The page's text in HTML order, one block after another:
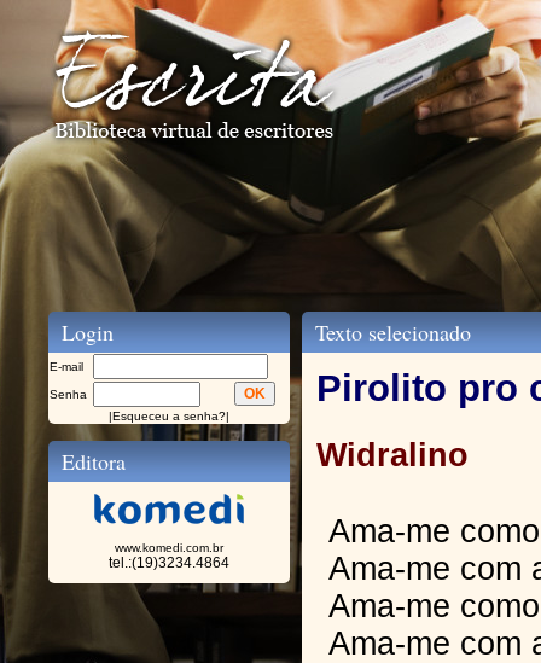
Login
E-mail
Senha
|Esqueceu a senha?|
Editora
www.komedi.com.br
tel.:(19)3234.4864
Texto selecionado
Pirolito pro
Widralino
Ama-me
Ama-me com
Ama-me
Ama-me com